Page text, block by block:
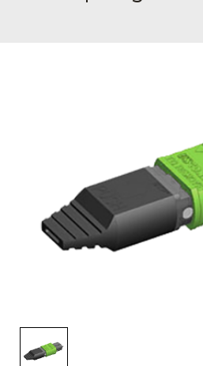
活动信息